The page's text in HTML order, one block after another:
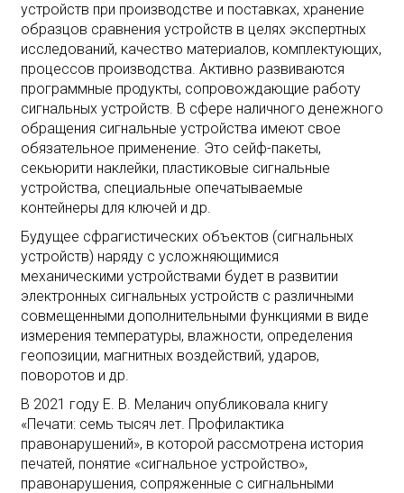
устройств при производстве и поставках, хранение
образцов сравнения устройств в целях экспертных
исследований, качество материалов, комплектующих,
процессов производства. Активно развиваются
программные продукты, сопровождающие работу
сигнальных устройств. В сфере наличного денежного
обращения сигнальные устройства имеют свое
обязательное применение. Это сейф-пакеты,
секьюрити наклейки, пластиковые сигнальные
устройства, специальные опечатываемые
контейнеры для ключей и др.
Будущее сфрагистических объектов (сигнальных
устройств) наряду с усложняющимися
механическими устройствами будет в развитии
электронных сигнальных устройств с различными
совмещенными дополнительными функциями в виде
измерения температуры, влажности, определения
геопозиции, магнитных воздействий, ударов,
поворотов и др.
В 2021 году Е. В. Меланич опубликовала книгу
«Печати: семь тысяч лет. Профилактика
правонарушений», в которой рассмотрена история
печатей, понятие «сигнальное устройство»,
правонарушения, сопряженные с сигнальными